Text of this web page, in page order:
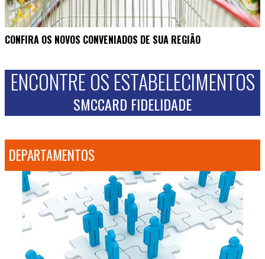
CONFIRA OS NOVOS CONVENIADOS DE SUA REGIÃO
ENCONTRE OS ESTABELECIMENTOS
SMCCARD FIDELIDADE
DEPARTAMENTOS